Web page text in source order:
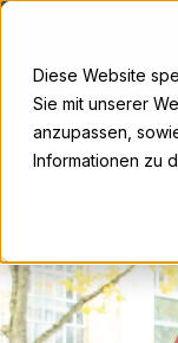
Diese Website
Sie mit unserer
anzupassen,
Informationen zu
Zum
springen